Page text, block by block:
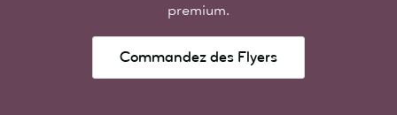
premium.
Commandez des Flyers